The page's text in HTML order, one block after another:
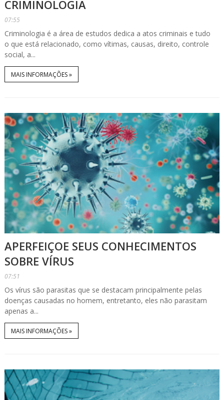
CRIMINOLOGIA
07:55
Criminologia é a área de estudos dedica a atos criminais e tudo
o que está relacionado, como vítimas, causas, direito, controle
social, a...
MAIS INFORMAÇÕES »
APERFEIÇOE SEUS CONHECIMENTOS
SOBRE VÍRUS
07:51
Os vírus são parasitas que se destacam principalmente pelas
doenças causadas no homem, entretanto, eles não parasitam
apenas a...
MAIS INFORMAÇÕES »